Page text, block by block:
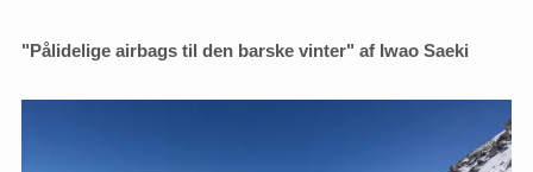
"Pålidelige airbags til den barske vinter" af Iwao Saeki